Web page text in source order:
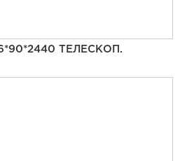
ТЕЛЕСКОП.